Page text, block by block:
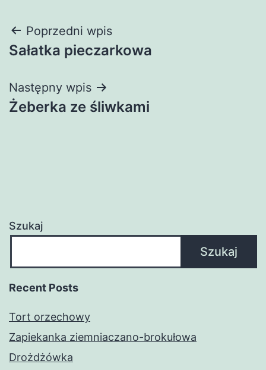
Nawigacja
wpisu
Poprzedni wpis
Sałatka pieczarkowa
Następny wpis
Żeberka ze śliwkami
Szukaj
Szukaj
Recent Posts
Tort orzechowy
Zapiekanka ziemniaczano-brokułowa
Drożdżówka